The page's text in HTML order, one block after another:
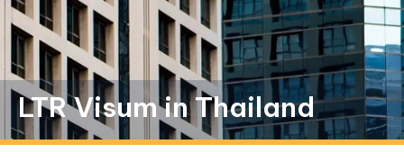
LTR Visum in Thailand